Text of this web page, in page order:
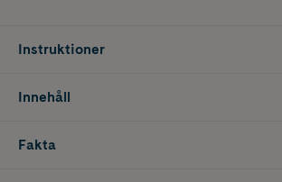
Instruktioner
Innehåll
Fakta